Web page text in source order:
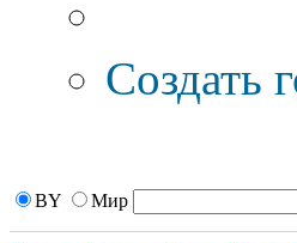
Создать
BY Мир